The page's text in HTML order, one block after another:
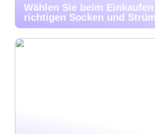
Wählen Sie beim
richtigen Socken und